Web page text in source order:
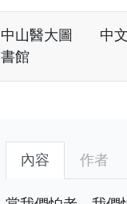
中山醫大圖
書館
中
內容 作者